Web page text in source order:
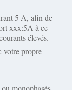
5 A, afin de
xxx:5A à ce
élevés.
votre propre